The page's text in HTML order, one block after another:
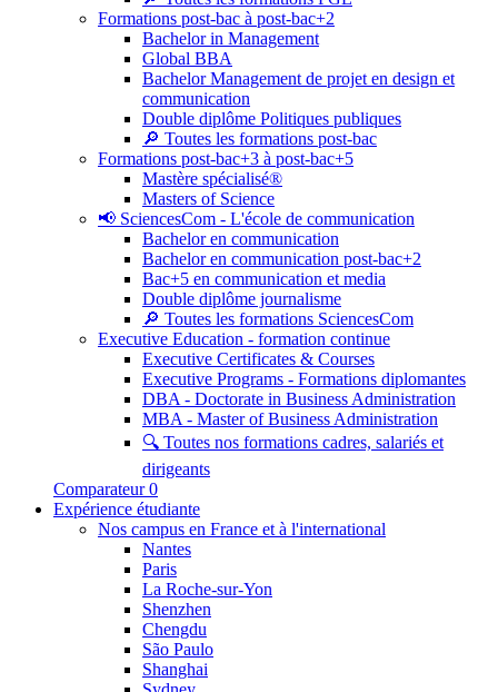
Formations post-bac à post-bac+2
Bachelor in Management
Global BBA
Bachelor Management de projet en design et
communication
Double diplôme Politiques publiques
🔎 Toutes les formations post-bac
Formations post-bac+3 à post-bac+5
Mastère spécialisé®
Masters of Science
📢 SciencesCom - L'école de communication
Bachelor en communication
Bachelor en communication post-bac+2
Bac+5 en communication et media
Double diplôme journalisme
🔎 Toutes les formations SciencesCom
Executive Education - formation continue
Executive Certificates & Courses
Executive Programs - Formations diplomantes
DBA - Doctorate in Business Administration
MBA - Master of Business Administration
🔍 Toutes nos formations cadres, salariés et
dirigeants
Comparateur 0
Expérience étudiante
Nos campus en France et à l'international
Nantes
Paris
La Roche-sur-Yon
Shenzhen
Chengdu
São Paulo
Shanghai